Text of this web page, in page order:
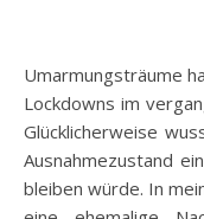
Umarmungsträume hatte ich erstmals während des ersten
Lockdowns im
Glücklicherweise
Ausnahmezustand
bleiben würde. In